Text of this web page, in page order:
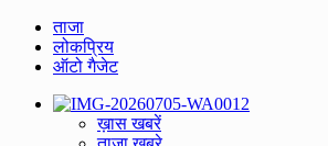
ताजा
लोकप्रिय
ऑटो गैजेट
ख़ास खबरें